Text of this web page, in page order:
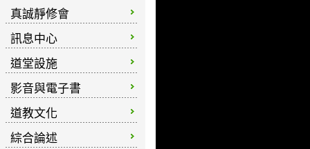
真誠靜修會
訊息中心
道堂設施
影音與電子書
道教文化
綜合論述